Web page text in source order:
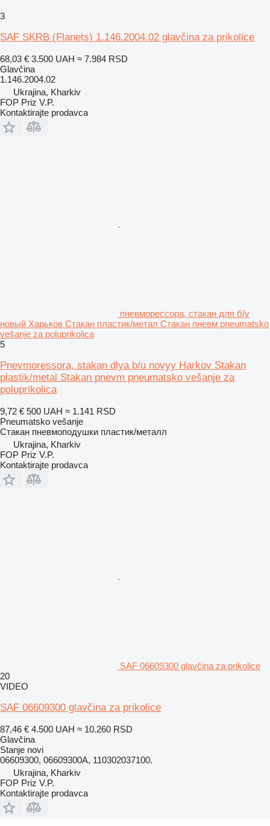
3
SAF SKRB (Flanets) 1.146.2004.02 glavčina za prikolice
68,03 € 3.500 UAH ≈ 7.984 RSD
Glavčina
1.146.2004.02
Ukrajina, Kharkiv
FOP Priz V.P.
Kontaktirajte prodavca
пневморессора, стакан для б/у
новый Харьков Стакан пластик/метал Стакан пневм pneumatsko
vešanje za poluprikolica
5
Pnevmoressora, stakan dlya b/u novyy Harkov Stakan
plastik/metal Stakan pnevm pneumatsko vešanje za
poluprikolica
9,72 € 500 UAH ≈ 1.141 RSD
Pneumatsko vešanje
Стакан пневмоподушки пластик/металл
Ukrajina, Kharkiv
FOP Priz V.P.
Kontaktirajte prodavca
SAF 06609300 glavčina za prikolice
20
VIDEO
SAF 06609300 glavčina za prikolice
87,46 € 4.500 UAH ≈ 10.260 RSD
Glavčina
Stanje novi
06609300, 06609300A, 110302037100.
Ukrajina, Kharkiv
FOP Priz V.P.
Kontaktirajte prodavca